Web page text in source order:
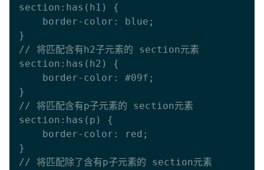
section:has(h1) {
}
// 将匹配含有h2子元素的 section元素
section:has(h2) {
}
// 将匹配含有p子元素的 section元素
section:has(p) {
}
// 将匹配除了含有p子元素的 section元素